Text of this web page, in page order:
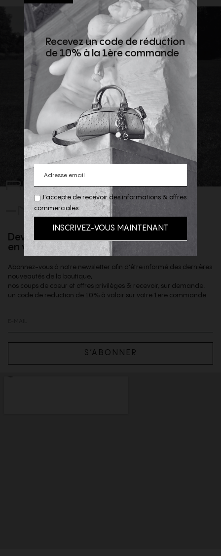
REJOIGNEZ
-NOUS
Devenez client privilège
en vous inscrivant à la newsletter
Abonnez-vous à notre newsletter afin d'être informé des dernières
nouveautés de la boutique,
nos coups de coeur et offres privilèges & recevoir, sur demande,
un code de reduction de 10% à valoir sur votre 1ere commande.
S’ABONNER
J'accepte de recevoir des informations & offres
commerciales
Recevez un code de réduction
de 10% à la 1ère commande